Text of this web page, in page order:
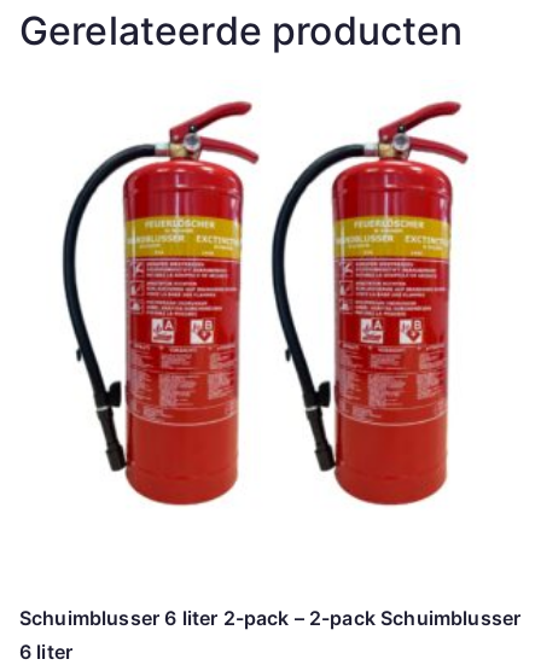
Gerelateerde producten
Schuimblusser 6 liter 2-pack – 2-pack Schuimblusser
6 liter